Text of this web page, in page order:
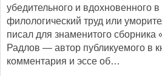
убедительного и вдохновенного
филологический труд или
писал для знаменитого
Радлов — автор публикуемого в
комментария и эссе об…